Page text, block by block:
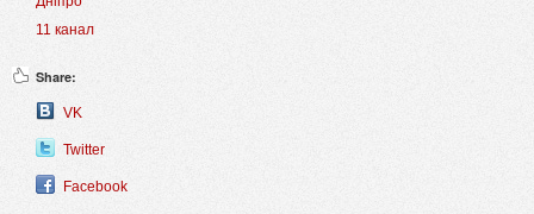
11 канал
Share:
VK
Twitter
Facebook